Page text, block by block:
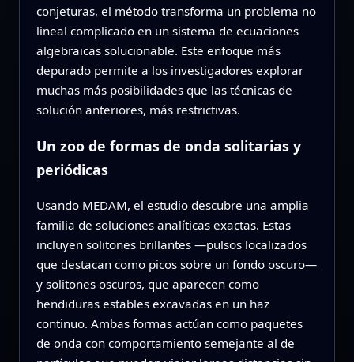
conjeturas, el método transforma un problema no
lineal complicado en un sistema de ecuaciones
algebraicas solucionable. Este enfoque más
depurado permite a los investigadores explorar
muchas más posibilidades que las técnicas de
solución anteriores, más restrictivas.
Un zoo de formas de onda solitarias y
periódicas
Usando MEDAM, el estudio descubre una amplia
familia de soluciones analíticas exactas. Estas
incluyen solitones brillantes —pulsos localizados
que destacan como picos sobre un fondo oscuro—
y solitones oscuros, que aparecen como
hendiduras estables excavadas en un haz
continuo. Ambas formas actúan como paquetes
de onda con comportamiento semejante al de